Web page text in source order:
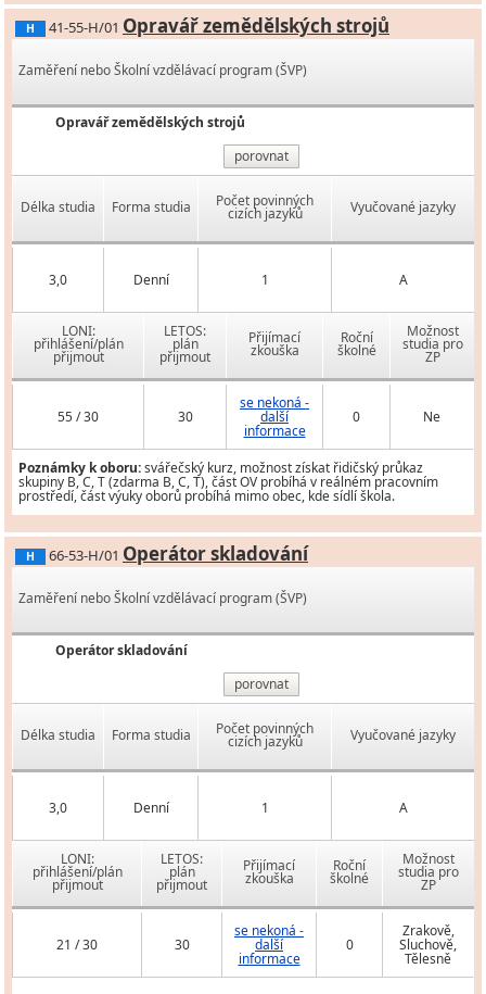
H 41-55-H/01 Opravář zemědělských strojů
Zaměření nebo Školní vzdělávací program (ŠVP)
Opravář zemědělských strojů
porovnat
Délka studia Forma studia Počet povinných
cizích jazyků Vyučované jazyky
3,0 Denní 1 A
LONI:
přihlášení/plán
přijmout
LETOS:
plán
přijmout
Přijímací
zkouška
Roční
školné
Možnost
studia pro
ZP
55 / 30 30
se nekoná -
další
informace
0 Ne
Poznámky k oboru:svářečský kurz, možnost získat řidičský průkaz
skupiny B, C, T (zdarma B, C, T), část OV probíhá v reálném pracovním
prostředí, část výuky oborů probíhá mimo obec, kde sídlí škola.
H 66-53-H/01 Operátor skladování
Zaměření nebo Školní vzdělávací program (ŠVP)
Operátor skladování
porovnat
Délka studia Forma studia Počet povinných
cizích jazyků Vyučované jazyky
3,0 Denní 1 A
LONI:
přihlášení/plán
přijmout
LETOS:
plán
přijmout
Přijímací
zkouška
Roční
školné
Možnost
studia pro
ZP
21 / 30 30
se nekoná -
další
informace
0
Zrakově,
Sluchově,
Tělesně